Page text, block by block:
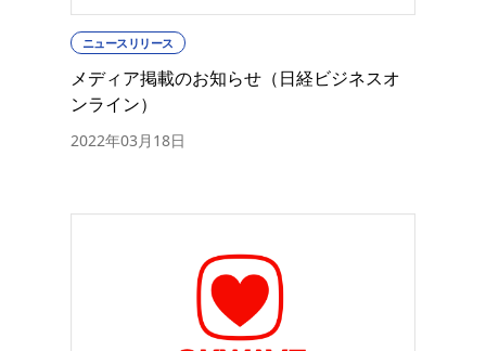
ニュースリリース
メディア掲載のお知らせ（日経ビジネスオ
ンライン）
2022年03月18日